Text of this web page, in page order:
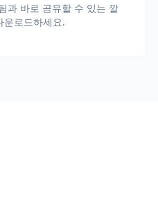
과 바로 공유할 수 있는 깔
운로드하세요.